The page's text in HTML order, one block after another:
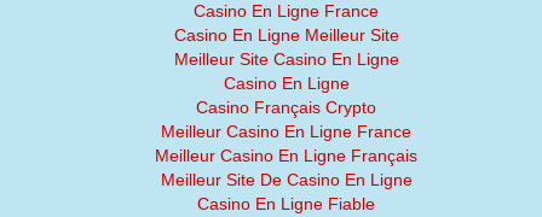
Casino En Ligne France
Casino En Ligne Meilleur Site
Meilleur Site Casino En Ligne
Casino En Ligne
Casino Français Crypto
Meilleur Casino En Ligne France
Meilleur Casino En Ligne Français
Meilleur Site De Casino En Ligne
Casino En Ligne Fiable